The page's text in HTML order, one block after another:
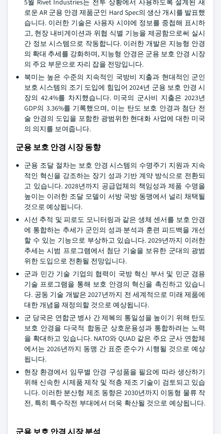
5월 Rivet Industries는 전투 상황에서 사용하도록 설계된 새
로운 AR 군용 안경 제품군인 Hard Spec의 생산 개시를 발표했
습니다. 이러한 기술은 사용자 시야에 정보를 중첩해 표시하
고, 현장 내비게이션과 위협 식별 기능을 제공함으로써 실시
간 정보 시스템으로 작동합니다. 이러한 개발은 지능형 안경
의 확대 추세를 강화하며, 지능형 안경은 군용 보호 안경 시장
의 주요 부문으로 자리 잡을 전망입니다.
북미는 높은 수준의 지속적인 국방비 지출과 현대적인 군인
보호 시스템의 조기 도입에 힘입어 2024년 군용 보호 안경 시
장의 42.4%를 차지했습니다. 미국의 군사비 지출은 2023년
GDP의 3.36%를 기록했으며, 이는 탄도 보호 안경과 첨단 전
술 안경의 도입을 포함한 광범위한 현대화 사업에 대한 미국
의 의지를 보여줍니다.
군용 보호 안경 시장 동향
군용 조달 절차는 보호 안경 시스템의 수명주기 지원과 지속
적인 혁신을 강조하는 장기 성과 기반 계약 방식으로 전환되
고 있습니다. 2028년까지 공급업체의 책임성과 제품 수명을
높이는 이러한 조달 모델이 서방 국방 동맹에서 널리 채택될
것으로 예상됩니다.
시선 추적 및 피로도 모니터링과 같은 생체 센서를 보호 안경
에 통합하는 추세가 군인의 성과 분석과 훈련 피드백을 개선
할 수 있는 기능으로 부상하고 있습니다. 2029년까지 이러한
추세는 시범 프로그램에서 첨단 기술을 보유한 군대의 광범
위한 도입으로 전환될 전망입니다.
군과 민간 기술 기업의 협력이 국방 혁신 부서 및 민군 겸용
기술 프로그램을 통해 보호 안경의 혁신을 촉진하고 있습니
다. 공동 기술 개발은 2027년까지 전 세계적으로 미래 제품에
대한 개념을 재정의할 것으로 예상됩니다.
군 당국은 연합군 병사 간 제복의 통일성을 높이기 위해 탄도
보호 안경을 다국적 합동군 상호운용성과 통합하려는 노력
을 확대하고 있습니다. NATO와 QUAD 같은 주요 군사 연합체
에서는 2026년까지 동맹 간 표준 준수가 시행될 것으로 예상
됩니다.
현장 환경에서 임무별 안경 구성품을 필요에 따라 생산하기
위해 신속한 시제품 제작 및 적층 제조 기술이 검토되고 있습
니다. 이러한 분산형 제조 동향은 2030년까지 이동형 물류 작
전, 특히 특수작전 부대에서 더욱 확산될 것으로 예상됩니다.
군용 보호 안경 시장 분석